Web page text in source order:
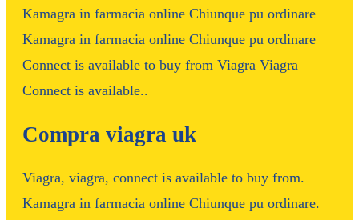
Kamagra in farmacia online Chiunque pu ordinare
Kamagra in farmacia online Chiunque pu ordinare
Connect is available to buy from Viagra Viagra
Connect is available..
Compra viagra uk
Viagra, viagra, connect is available to buy from.
Kamagra in farmacia online Chiunque pu ordinare.